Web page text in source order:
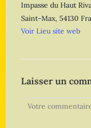
Impasse du Haut
Saint-Max, 54130
Voir Lieu site web
Laisser un